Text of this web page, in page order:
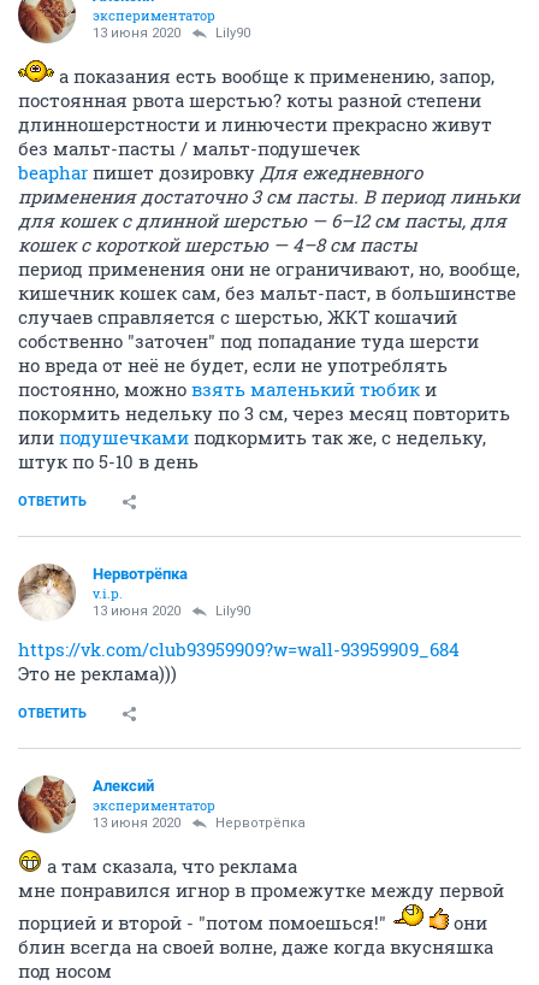
экспериментатор
13 июня 2020 Lily90
а показания есть вообще к применению, запор,
постоянная рвота шерстью? коты разной степени
длинношерстности и линючести прекрасно живут
без мальт-пасты / мальт-подушечек
beaphar пишет дозировку Для ежедневного
применения достаточно 3 см пасты. В период линьки
для кошек с длинной шерстью — 6–12 см пасты, для
кошек с короткой шерстью — 4–8 см пасты
период применения они не ограничивают, но, вообще,
кишечник кошек сам, без мальт-паст, в большинстве
случаев справляется с шерстью, ЖКТ кошачий
собственно "заточен" под попадание туда шерсти
но вреда от неё не будет, если не употреблять
постоянно, можно взять маленький тюбик и
покормить недельку по 3 см, через месяц повторить
или подушечками подкормить так же, с недельку,
штук по 5-10 в день
ОТВЕТИТЬ
Нервотрёпка
v.i.p.
13 июня 2020 Lily90
https://vk.com/club93959909?w=wall-93959909_684
Это не реклама)))
ОТВЕТИТЬ
Алексий
экспериментатор
13 июня 2020 Нервотрёпка
а там сказала, что реклама
мне понравился игнор в промежутке между первой
порцией и второй - "потом помоешься!"
они
блин всегда на своей волне, даже когда вкусняшка
под носом